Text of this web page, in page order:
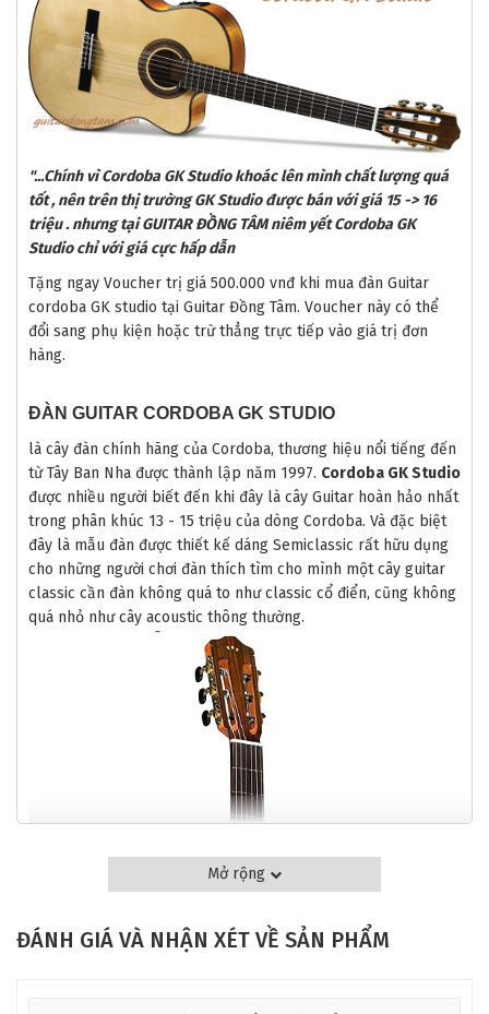
"...Chính vì Cordoba GK Studio khoác lên mình chất lượng quá
tốt , nên trên thị trường GK Studio được bán với giá 15 -> 16
triệu . nhưng tại GUITAR ĐỒNG TÂM niêm yết Cordoba GK
Studio chỉ với giá cực hấp dẫn
Tặng ngay Voucher trị giá 500.000 vnđ khi mua đàn Guitar
cordoba GK studio tại Guitar Đồng Tâm. Voucher này có thể
đổi sang phụ kiện hoặc trừ thẳng trực tiếp vào giá trị đơn
hàng.
ĐÀN GUITAR CORDOBA GK STUDIO
là cây đàn chính hãng của Cordoba, thương hiệu nổi tiếng đến
từ Tây Ban Nha được thành lập năm 1997. Cordoba GK Studio
được nhiều người biết đến khi đây là cây Guitar hoàn hảo nhất
trong phân khúc 13 - 15 triệu của dòng Cordoba. Và đặc biệt
đây là mẫu đàn được thiết kế dáng Semiclassic rất hữu dụng
cho những người chơi đàn thích tìm cho mình một cây guitar
classic cần đàn không quá to như classic cổ điển, cũng không
quá nhỏ như cây acoustic thông thường.
Mở rộng
ĐÁNH GIÁ VÀ NHẬN XÉT VỀ SẢN PHẨM